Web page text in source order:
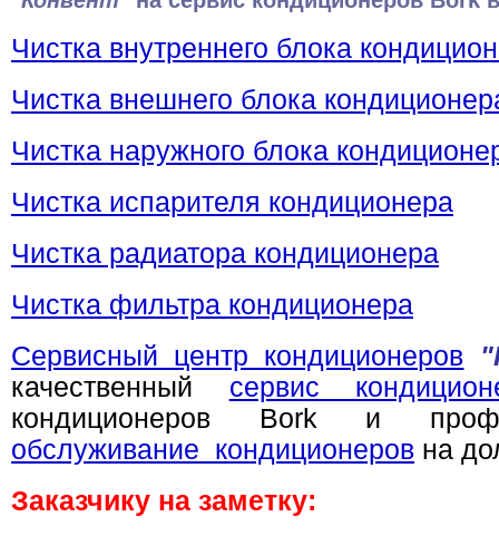
Чистка внутреннего блока
Чистка внешнего блока
Чистка наружного блока
Чистка испарителя кондиционера
Чистка радиатора кондиционера
Чистка фильтра кондиционера
Сервисный центр кондиционеров
качественный сервис
кондиционеров Bork и
обслуживание кондиционеров на
Заказчику на заметку: